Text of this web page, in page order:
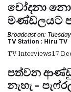
චෝදනා
මණ්ඩලයට
Broadcast on:
TV Station : Hiru TV
TV Interviews17
පත්වන
නැහැ -